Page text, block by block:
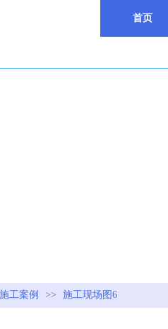
首页
施工案例 >> 施工现场图6